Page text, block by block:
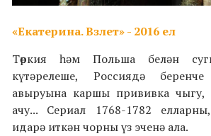
«Екатерина. Взлет» - 2016 ел
Төркия һәм Польша белән
күтәрелеше, Россиядә
авыруына каршы прививка чыгу,
ачу... Сериал 1768-1782
идарә иткән чорны үз эченә ала.